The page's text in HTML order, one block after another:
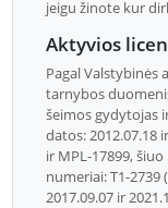
jeigu žinote kur
Aktyvios
Pagal Valstybinės
tarnybos
šeimos gydytojas
datos: 2012.07.18
ir MPL-17899,
numeriai: T1-2739
2017.09.07 ir